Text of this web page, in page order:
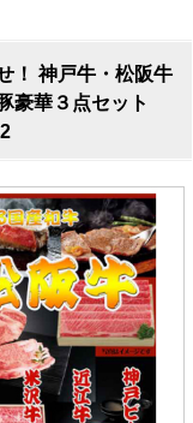
！ 神戸牛・松阪牛
豪華３点セット